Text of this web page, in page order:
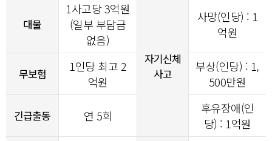
대물
1사고당3억원
(일부 부담금
없음)
자기신체
사고
사망(인당) : 1
억원
무보험
1인당 최고 2
억원
부상(인당) : 1,
500만원
긴급출동 연 5회
후유장애(인
당) : 1억원